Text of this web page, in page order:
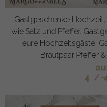
Gastgeschenke
wie Salz und Pfeffer.
eure Hochzeitsgäste,
Brautpaar Pfeffer
4 /